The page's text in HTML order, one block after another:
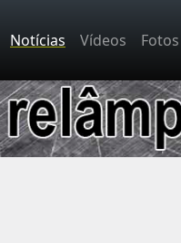
Notícias Vídeos Fotos